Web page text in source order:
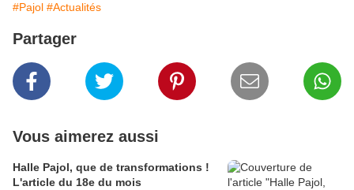
#Pajol #Actualités
Partager
Vous aimerez aussi
Halle Pajol, que de transformations !
L'article du 18e du mois